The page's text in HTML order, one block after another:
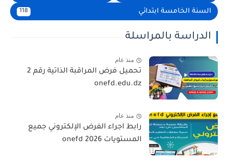
السنة الخامسة ابتدائي 118
الدراسة بالمراسلة
منذ عام
تحميل فرض المراقبة الذاتية رقم 2
onefd.edu.dz
منذ عام
رابط اجراء الفرض الإلكتروني جميع
المستويات 2026 onefd